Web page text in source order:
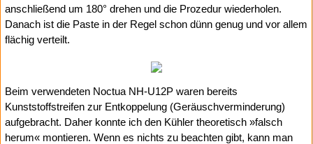
anschließend um 180° drehen und die Prozedur wiederholen.
Danach ist die Paste in der Regel schon dünn genug und vor allem
flächig verteilt.
Beim verwendeten Noctua NH-U12P waren bereits
Kunststoffstreifen zur Entkoppelung (Geräuschverminderung)
aufgebracht. Daher konnte ich den Kühler theoretisch »falsch
herum« montieren. Wenn es nichts zu beachten gibt, kann man